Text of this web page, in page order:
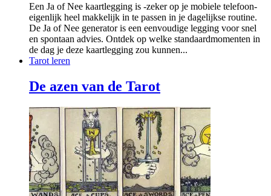
Een Ja of Nee kaartlegging is -zeker op je mobiele telefoon-
eigenlijk heel makkelijk in te passen in je dagelijkse routine.
De Ja of Nee generator is een eenvoudige legging voor snel
en spontaan advies. Ontdek op welke standaardmomenten in
de dag je deze kaartlegging zou kunnen...
Tarot leren
De azen van de Tarot